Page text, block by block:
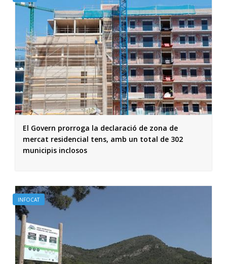
El Govern prorroga la declaració de zona de
mercat residencial tens, amb un total de 302
municipis inclosos
INFOCAT